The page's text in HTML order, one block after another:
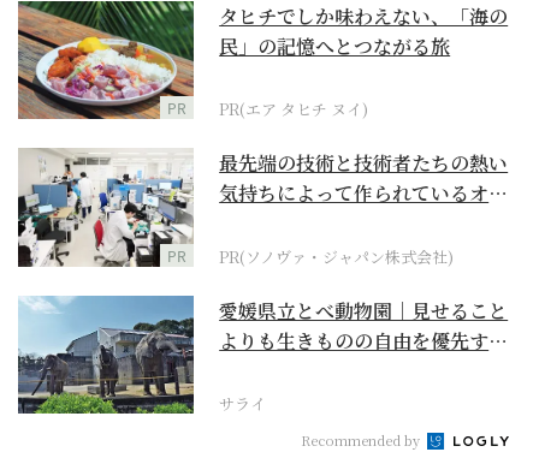
PR
タヒチでしか味わえない、「海の
民」の記憶へとつながる旅
PR(エア タヒチ ヌイ)
PR
最先端の技術と技術者たちの熱い
気持ちによって作られているオー
PR(ソノヴァ・ジャパン株式会社)
愛媛県立とべ動物園｜見せること
よりも生きものの自由を優先する
サライ
Recommended by